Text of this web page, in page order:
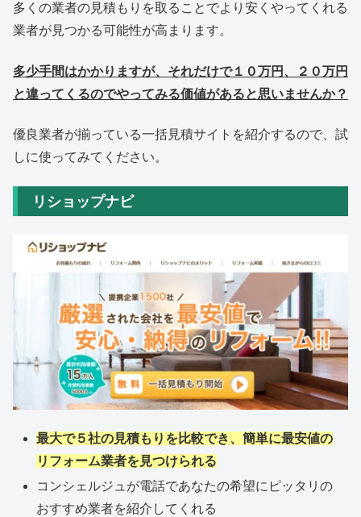
多くの業者の見積もりを取ることでより安くやってくれる
業者が見つかる可能性が高まります。
多少手間はかかりますが、それだけで１０万円、２０万円
と違ってくるのでやってみる価値があると思いませんか？
優良業者が揃っている一括見積サイトを紹介するので、試
しに使ってみてください。
リショップナビ
最大で５社の見積もりを比較でき、簡単に最安値の
リフォーム業者を見つけられる
コンシェルジュが電話であなたの希望にピッタリの
おすすめ業者を紹介してくれる